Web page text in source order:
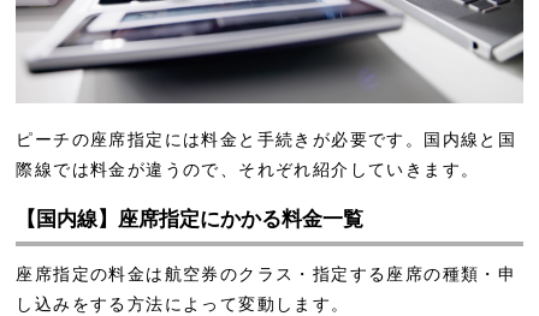
ピーチの座席指定には料金と手続きが必要です。国内線と国
際線では料金が違うので、それぞれ紹介していきます。
【国内線】座席指定にかかる料金一覧
座席指定の料金は航空券のクラス・指定する座席の種類・申
し込みをする方法によって変動します。